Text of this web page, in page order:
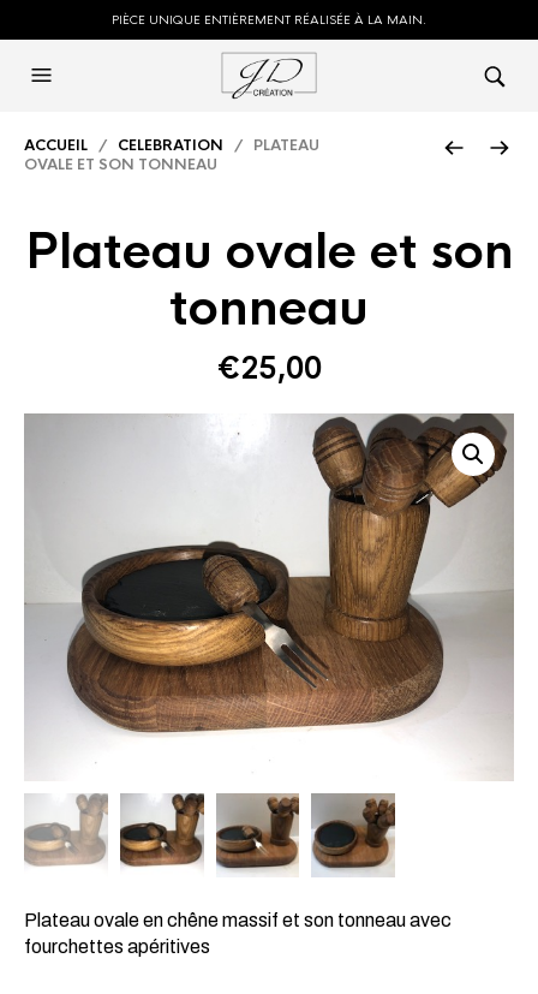
PIÈCE UNIQUE ENTIÈREMENT RÉALISÉE À LA MAIN.
ACCUEIL / CELEBRATION / PLATEAU
OVALE ET SON TONNEAU
Plateau ovale et son
tonneau
€25,00
Plateau ovale en chêne massif et son tonneau avec
fourchettes apéritives